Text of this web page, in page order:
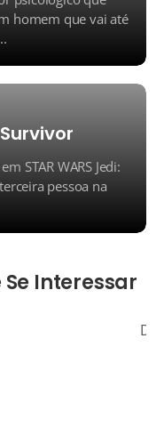
homem que vai até
STAR WARS Jedi:
pessoa na
Interessar